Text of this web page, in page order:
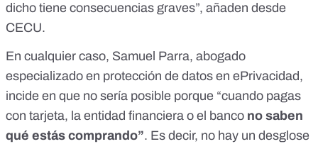
dicho tiene consecuencias graves”, añaden desde
CECU.
En cualquier caso, Samuel Parra, abogado
especializado en protección de datos en ePrivacidad,
incide en que no sería posible porque “cuando pagas
con tarjeta, la entidad financiera o el banco no saben
qué estás comprando”. Es decir, no hay un desglose